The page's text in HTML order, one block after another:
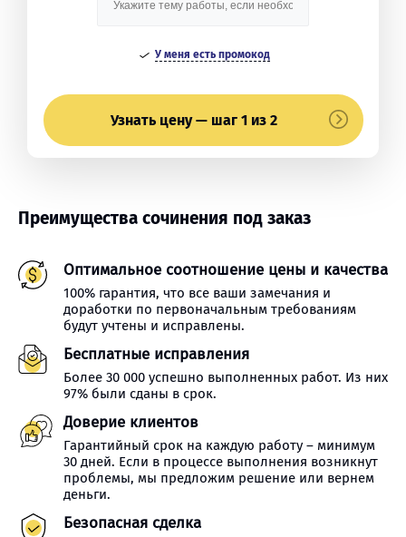
У меня есть промокод
Узнать цену — шаг 1 из 2
Преимущества сочинения под заказ
Оптимальное соотношение цены и качества
100% гарантия, что все ваши замечания и
доработки по первоначальным требованиям
будут учтены и исправлены.
Бесплатные исправления
Более 30 000 успешно выполненных работ. Из них
97% были сданы в срок.
Доверие клиентов
Гарантийный срок на каждую работу – минимум
30 дней. Если в процессе выполнения возникнут
проблемы, мы предложим решение или вернем
деньги.
Безопасная сделка